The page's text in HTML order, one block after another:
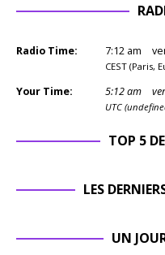
Radio Time: 7:12 am
CEST (Paris,
Your Time: 5:12am
UTC
TOP 5
LES
UN